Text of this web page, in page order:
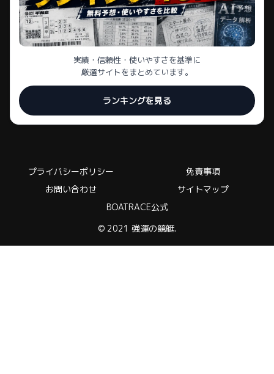
実績・信頼性・使いやすさを基準に
厳選サイトをまとめています。
ランキングを見る
プライバシーポリシー
免責事項
お問い合わせ
サイトマップ
BOATRACE公式
© 2021 強運の競艇.